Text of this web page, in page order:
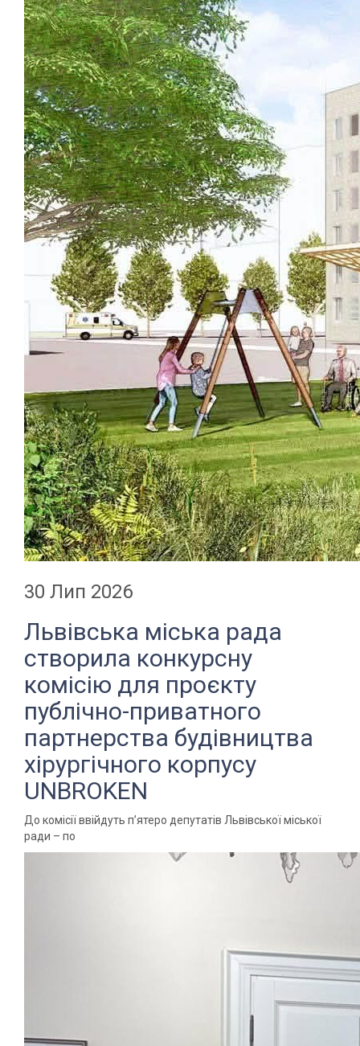
30 Лип 2026
Львівська міська рада
створила конкурсну
комісію для проєкту
публічно-приватного
партнерства будівництва
хірургічного корпусу
UNBROKEN
До комісії ввійдуть п’ятеро депутатів Львівської міської
ради – по